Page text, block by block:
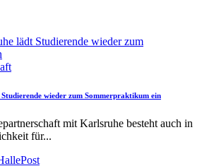
wieder zum Sommerpraktikum ein
mit Karlsruhe besteht auch in
für...